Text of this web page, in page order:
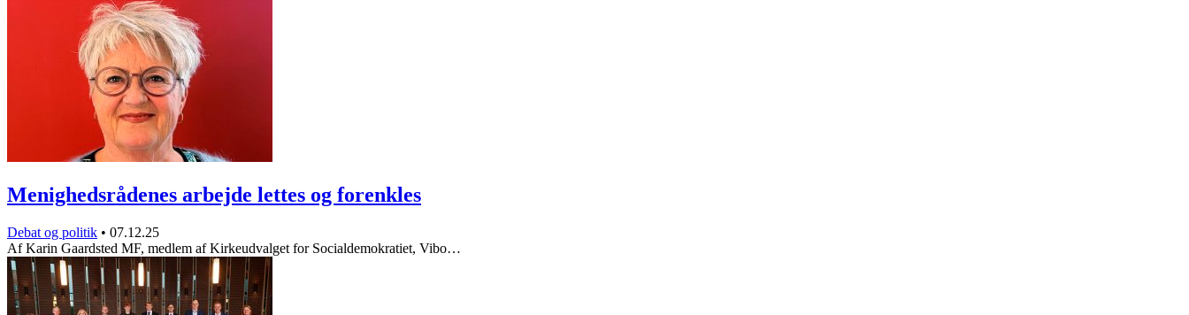
Menighedsrådenes arbejde lettes og forenkles
Debat og politik • 07.12.25
Af Karin Gaardsted MF, medlem af Kirkeudvalget for Socialdemokratiet, Vibo…